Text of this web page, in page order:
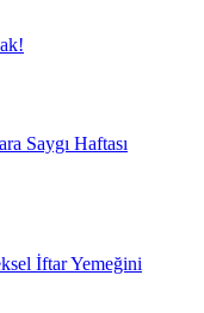
Saygı Haftası
İftar Yemeğini